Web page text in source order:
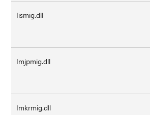
Iismig.dll
Imjpmig.dll
Imkrmig.dll